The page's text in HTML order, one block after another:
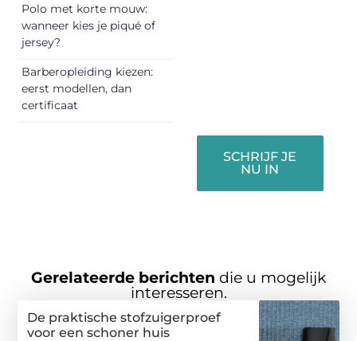
Polo met korte mouw:
wanneer kies je piqué of
jersey?
Barberopleiding kiezen:
eerst modellen, dan
certificaat
SCHRIJF JE
NU IN
Gerelateerde berichten die u mogelijk
interesseren.
De praktische stofzuigerproef
voor een schoner huis